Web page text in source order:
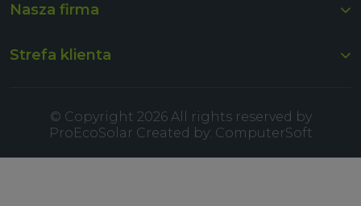
Nasza firma
Strefa klienta
© Copyright 2026 All rights reserved by
ProEcoSolar Created by: ComputerSoft